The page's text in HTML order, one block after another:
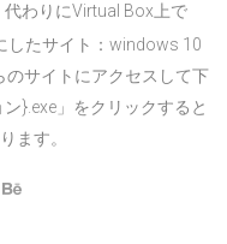
わりにVirtual Box上で
したサイト：windows 10
のサイトにアクセスして下
}.exe」をクリックすると
ます。